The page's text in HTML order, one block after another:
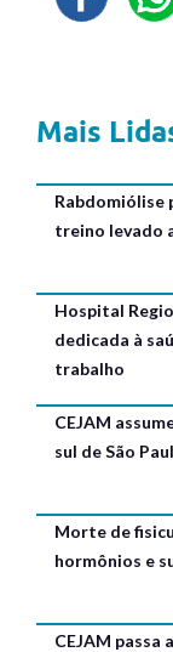
Mais
Rabdomiólise
treino levado
Hospital
dedicada à
trabalho
CEJAM
sul de São
Morte de
hormônios e
CEJAM passa